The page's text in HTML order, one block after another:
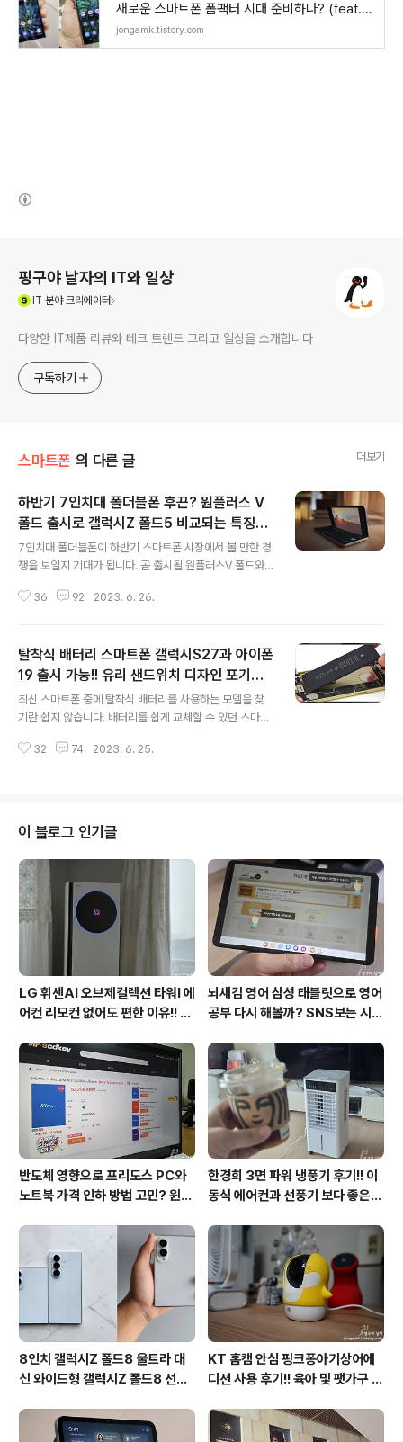
새로운 스마트폰 폼팩터 시대 준비하나? (feat.
플
jongamk.tistory.com
핑구야 날자의 IT와 일상
IT 분야 크리에이터
다양한 IT제품 리뷰와 테크 트렌드 그리고 일상을 소개합니다
구독하기
스마트폰 의 다른 글 더보기
하반기 7인치대 폴더블폰 후끈? 원플러스 V
폴드 출시로 갤럭시Z 폴드5 비교되는 특징과
스펙 궁금!!
7인치대 폴더블폰이 하반기 스마트폰 시장에서 볼 만한 경
쟁을 보일지 기대가 됩니다. 곧 출시될 원플러스V 폴드와
구글 픽셀 폴드가 선두를 달리고 있는 갤럭시Z 폴드5에 얼
않을 수도 있지만 가랑비에 옷 젖는 법이라 무시할 수 없는
상황입니다. 국내시장에서는 삼성 완승이 당연하지만 중국
시장에서의 입지가 줄고 글로벌 시장에서 원플러스V 폴드
의 가격 경쟁력에 따라서 타격감이 있을 수 있지 않을까 생
을 간단히 알아 볼까요. 원플러스 V 폴드 출시와 디자인 접
36 92 2023. 6. 26.
탈착식 배터리 스마트폰 갤럭시S27과 아이폰
19 출시 가능!! 유리 샌드위치 디자인 포기로
배터리 교체 쉽게
최신 스마트폰 중에 탈착식 배터리를 사용하는 모델을 찾
기란 쉽지 않습니다. 배터리를 쉽게 교체할 수 있던 스마트
어려운 방식으로 전환하였습니다. 물론 교체가 전혀 되지
리할 수 있죠. 그러나 배보다 배꼽이 더 커서 유명무실한 방
법이지만~ ㅋㅋ 그러나 예전처럼 탈부착이 가능한 스마트
폰이라면 보조배터리 대신 완충된 여유 배터리를 교체해
사용한다면 훨씬 편하겠죠. 그러나 해결해야 할 문제고 있
습니다. 유럽연합의 결정 쉬운 배터리를 교체 여러분도 아
시다시피 몇 년전만 해도 스마트폰을 사용하다가 배..
32 74 2023. 6. 25.
이 블로그 인기글
LG 휘센AI 오브제컬렉션 타워I 에
어컨 리모컨 없어도 편한 이유!! 7
후기
뇌새김 영어 삼성 태블릿으로 영어
공부 다시 해볼까? SNS보는 시간
반도체 영향으로 프리도스 PC와
노트북 가격 인하 방법 고민? 윈도
방법?(feat. vip-scdkeys)
한경희 3면 파워 냉풍기 후기!! 이
동식 에어컨과 선풍기 보다 좋은
8인치 갤럭시Z 폴드8 울트라 대
신 와이드형 갤럭시Z 폴드8 선
이 미제공!!
KT 홈캠 안심 핑크퐁아기상어에
디션 사용 후기!! 육아 및 팻가구 그
상어홈캠 어때!!